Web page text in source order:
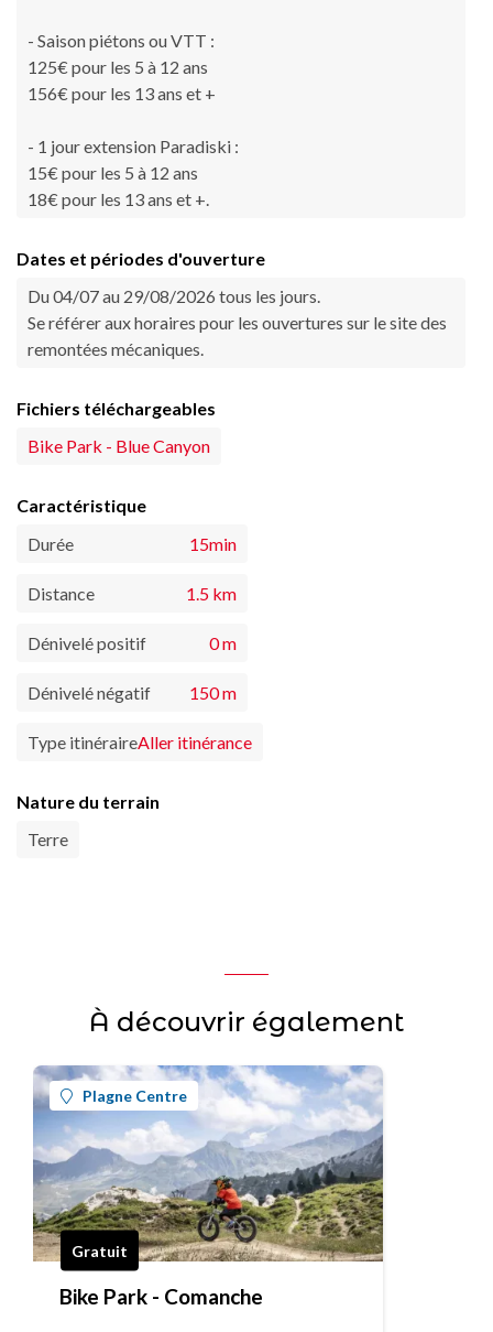
- Saison piétons ou VTT :
125€ pour les 5 à 12 ans
156€ pour les 13 ans et +
- 1 jour extension Paradiski :
15€ pour les 5 à 12 ans
18€ pour les 13 ans et +.
Dates et périodes d'ouverture
Du 04/07 au 29/08/2026 tous les jours.
Se référer aux horaires pour les ouvertures sur le site des
remontées mécaniques.
Fichiers téléchargeables
Bike Park - Blue Canyon
Caractéristique
Durée
15min
Distance 1.5 km
Dénivelé positif 0 m
Dénivelé négatif 150 m
Type itinéraireAller itinérance
Nature du terrain
Terre
À découvrir également
Plagne Centre
Gratuit
Bike Park - Comanche